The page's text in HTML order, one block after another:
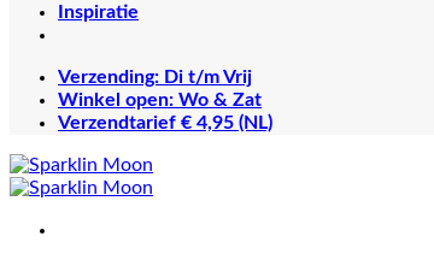
Inspiratie
Verzending: Di t/m Vrij
Winkel open: Wo & Zat
Verzendtarief € 4,95 (NL)